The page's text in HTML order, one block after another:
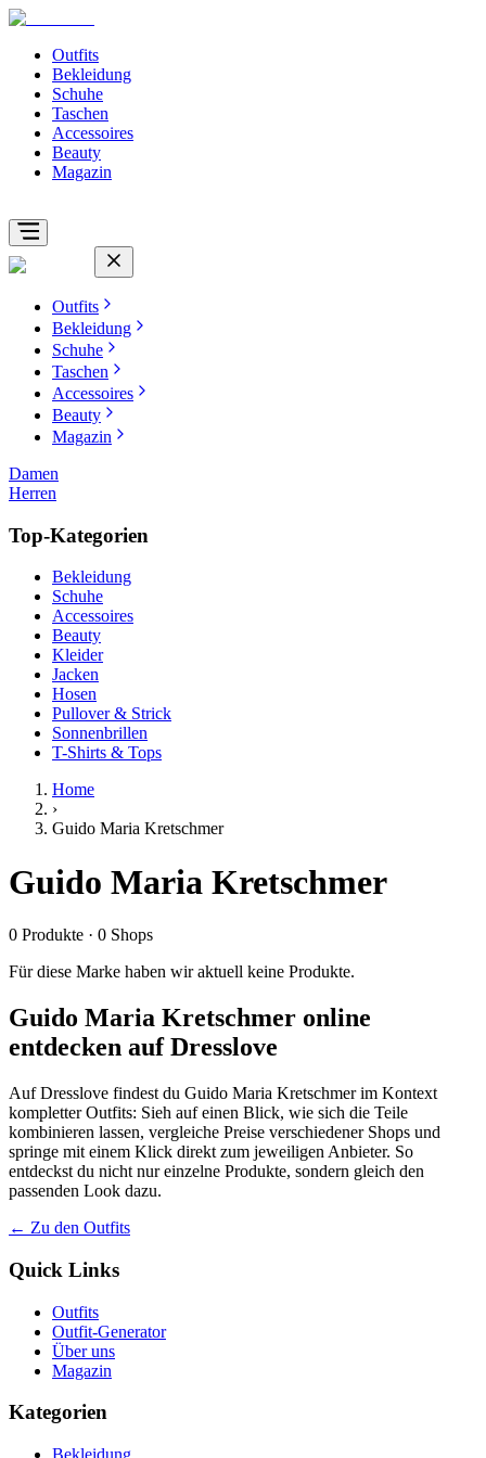
Outfits
Bekleidung
Schuhe
Taschen
Accessoires
Beauty
Magazin
Outfits
Bekleidung
Schuhe
Taschen
Accessoires
Beauty
Magazin
Damen
Herren
Top-Kategorien
Bekleidung
Schuhe
Accessoires
Beauty
Kleider
Jacken
Hosen
Pullover & Strick
Sonnenbrillen
T-Shirts & Tops
Home
›
Guido Maria Kretschmer
Guido Maria Kretschmer
0 Produkte · 0 Shops
Für diese Marke haben wir aktuell keine Produkte.
Guido Maria Kretschmer online
entdecken auf Dresslove
Auf Dresslove findest du Guido Maria Kretschmer im Kontext
kompletter Outfits: Sieh auf einen Blick, wie sich die Teile
kombinieren lassen, vergleiche Preise verschiedener Shops und
springe mit einem Klick direkt zum jeweiligen Anbieter. So
entdeckst du nicht nur einzelne Produkte, sondern gleich den
passenden Look dazu.
← Zu den Outfits
Quick Links
Outfits
Outfit-Generator
Über uns
Magazin
Kategorien
Bekleidung